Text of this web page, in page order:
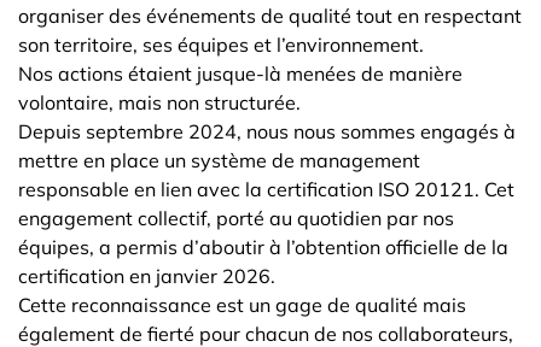
organiser des événements de qualité tout en respectant
son territoire, ses équipes et l’environnement.
Nos actions étaient jusque-là menées de manière
volontaire, mais non structurée.
Depuis septembre 2024, nous nous sommes engagés à
mettre en place un système de management
responsable en lien avec la certification ISO 20121. Cet
engagement collectif, porté au quotidien par nos
équipes, a permis d’aboutir à l’obtention officielle de la
certification en janvier 2026.
Cette reconnaissance est un gage de qualité mais
également de fierté pour chacun de nos collaborateurs,